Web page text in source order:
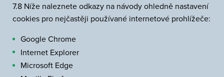
7.8 Níže naleznete odkazy na návody ohledně nastavení
cookies pro nejčastěji používané internetové prohlížeče:
Google Chrome
Internet Explorer
Microsoft Edge